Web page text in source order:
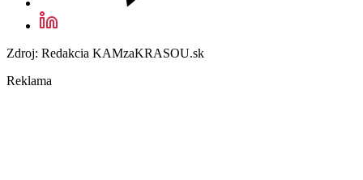
Zdroj: Redakcia KAMzaKRASOU.sk
Reklama